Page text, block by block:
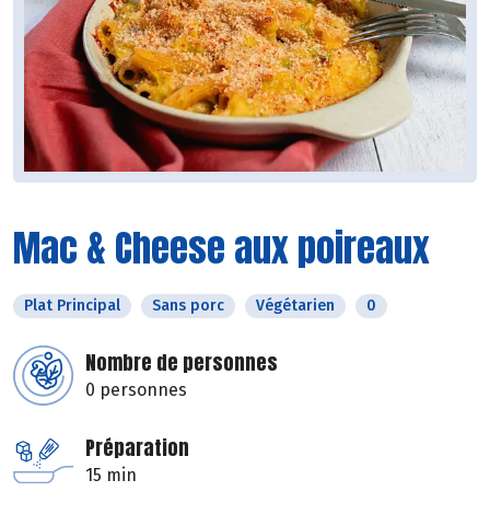
Mac & Cheese aux poireaux
Plat Principal Sans porc Végétarien 0
Nombre de personnes
0 personnes
Préparation
15 min